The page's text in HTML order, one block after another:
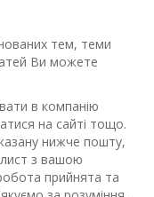
тем, теми
Ви можете
в компанію
на сайті тощо.
нижче пошту,
лист з вашою
прийнята та